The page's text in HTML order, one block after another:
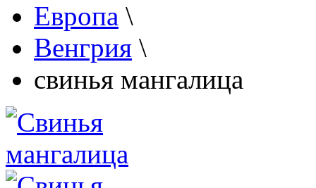
Европа \
Венгрия \
свинья мангалица